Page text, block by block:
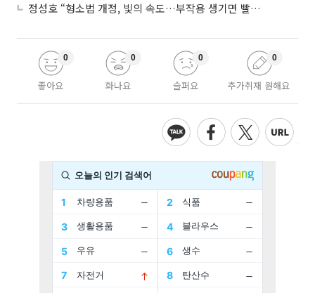
정성호 “형소법 개정, 빛의 속도…부작용 생기면 빨리 고쳐야”
좋아요
0
화나요
0
슬퍼요
0
추가취재 원해요
0